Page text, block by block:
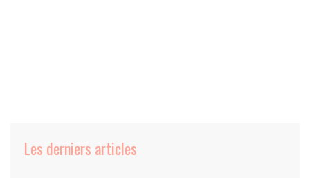
Les derniers articles